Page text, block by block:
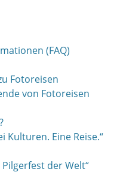
(FAQ)
Fotoreisen
von Fotoreisen
Kulturen. Eine Reise.“
der Welt“